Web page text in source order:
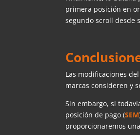
primera posición en
segundo scroll desde
Las modificaciones
marcas consideren y
Sin embargo, si
posición de pago (SEM
proporcionaremos